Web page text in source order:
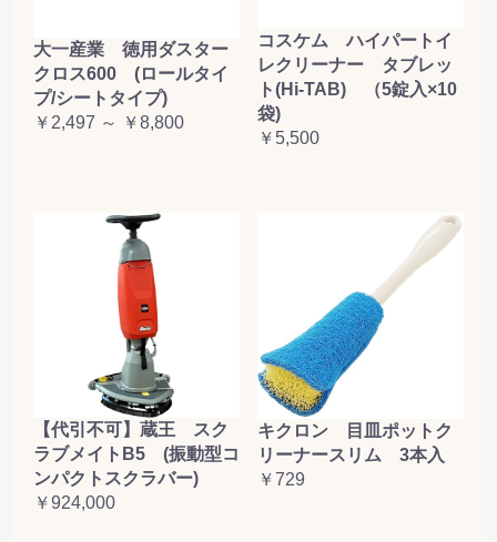
大一産業 徳用ダスター
クロス600 (ロールタイ
プ/シートタイプ)
￥2,497 ～ ￥8,800
コスケム ハイパートイ
レクリーナー タブレッ
ト(Hi-TAB) （5錠入×10
袋)
￥5,500
【代引不可】蔵王 スク
ラブメイトB5 (振動型コ
ンパクトスクラバー)
￥924,000
キクロン 目皿ポットク
リーナースリム 3本入
￥729